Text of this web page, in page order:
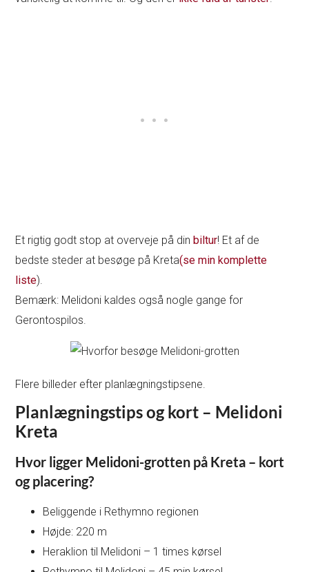
Et rigtig godt stop at overveje på dinbiltur! Et af de
bedste steder at besøge på Kreta(se min komplette
liste).
Bemærk: Melidoni kaldes også nogle gange for
Gerontospilos.
Flere billeder efter planlægningstipsene.
Planlægningstips og kort – Melidoni
Kreta
Hvor ligger Melidoni-grotten på Kreta – kort
og placering?
Beliggende i Rethymno regionen
Højde: 220 m
Heraklion til Melidoni – 1 times kørsel